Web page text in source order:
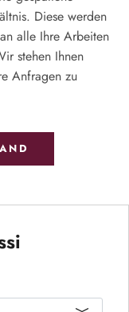
Diese werden
alle Ihre Arbeiten
stehen Ihnen
Anfragen zu